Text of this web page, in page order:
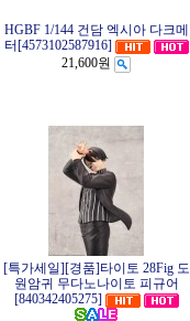
HGBF 1/144 건담 엑시아 다크메
터[4573102587916]
21,600원
[특가세일][경품]타이토 28Fig 도
원암귀 무다노나이토 피규어
[840342405275]